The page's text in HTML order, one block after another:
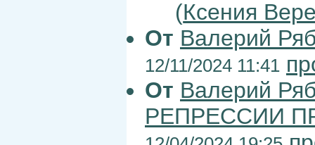
(Ксения
От Валерий
12/11/2024 11:41
От Валерий
РЕПРЕССИИ